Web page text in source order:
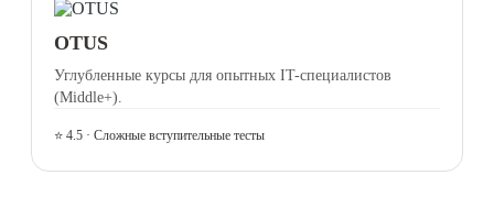
OTUS
Углубленные курсы для опытных IT-специалистов
(Middle+).
⭐ 4.5 · Сложные вступительные тесты